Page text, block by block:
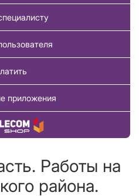
приложения
товар
Работы на
района.